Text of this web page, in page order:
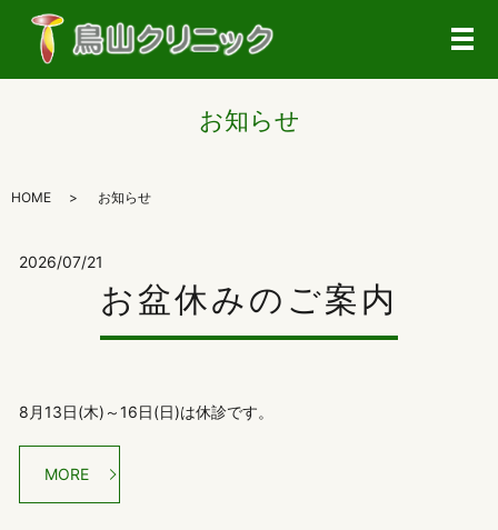
メ
お知らせ
HOME お知らせ
2026/07/21
お盆休みのご案内
8月13日(木)～16日(日)は休診です。
MORE